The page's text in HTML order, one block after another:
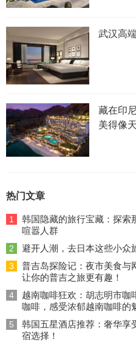
武汉高
藏在印
美得像
热门文章
1
韩国隐藏的旅行宝藏：探索
喧嚣人群
2 避开人潮，去日本这些小众
3
普吉岛探险记：夜市美食与
让你的普吉之旅更有趣！
4
越南咖啡狂欢：胡志明市咖
咖啡，感受浓郁越南咖啡的
5
韩国五星酒店推荐：奢华享
宿选择！